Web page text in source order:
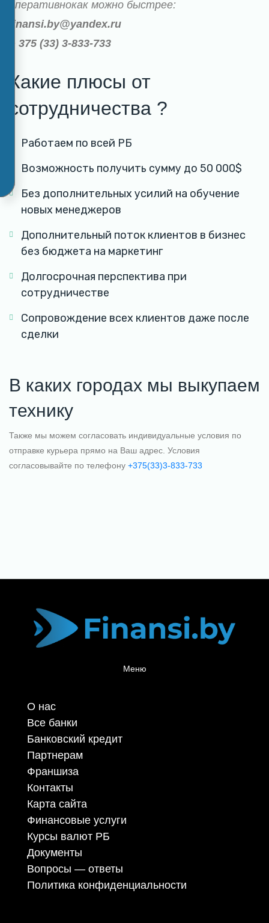
оперативнокак можно быстрее:
finansi.by@yandex.ru
+ 375 (33) 3-833-733
Какие плюсы от
сотрудничества ?
Работаем по всей РБ
Возможность получить сумму до 50 000$
Без дополнительных усилий на обучение
новых менеджеров
Дополнительный поток клиентов в бизнес
без бюджета на маркетинг
Долгосрочная перспектива при
сотрудничестве
Сопровождение всех клиентов даже после
сделки
В каких городах мы выкупаем
технику
Также мы можем согласовать индивидуальные условия по
отправке курьера прямо на Ваш адрес. Условия
согласовывайте по телефону +375(33)3-833-733
Меню
О нас
Все банки
Банковский кредит
Партнерам
Франшиза
Контакты
Карта сайта
Финансовые услуги
Курсы валют РБ
Документы
Вопросы — ответы
Политика конфиденциальности